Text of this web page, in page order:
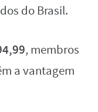
do Brasil.
, membros
a vantagem